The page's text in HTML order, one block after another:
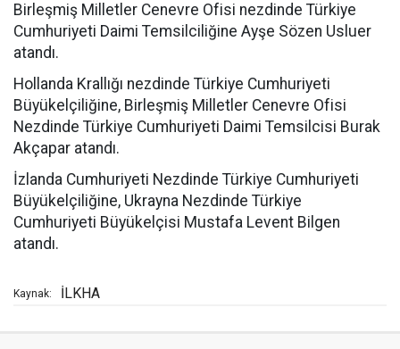
Birleşmiş Milletler Cenevre Ofisi nezdinde Türkiye
Cumhuriyeti Daimi Temsilciliğine Ayşe Sözen Usluer
atandı.
Hollanda Krallığı nezdinde Türkiye Cumhuriyeti
Büyükelçiliğine, Birleşmiş Milletler Cenevre Ofisi
Nezdinde Türkiye Cumhuriyeti Daimi Temsilcisi Burak
Akçapar atandı.
İzlanda Cumhuriyeti Nezdinde Türkiye Cumhuriyeti
Büyükelçiliğine, Ukrayna Nezdinde Türkiye
Cumhuriyeti Büyükelçisi Mustafa Levent Bilgen
atandı.
Kaynak: İLKHA